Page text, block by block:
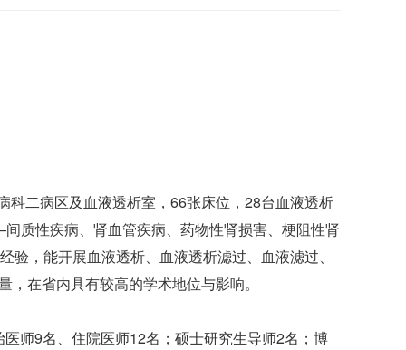
科二病区及血液透析室，66张床位，28台血液透析
质性疾病、肾血管疾病、药物性肾损害、梗阻性肾
，能开展血液透析、血液透析滤过、血液滤过、
在省内具有较高的学术地位与影响。
师9名、住院医师12名；硕士研究生导师2名；博